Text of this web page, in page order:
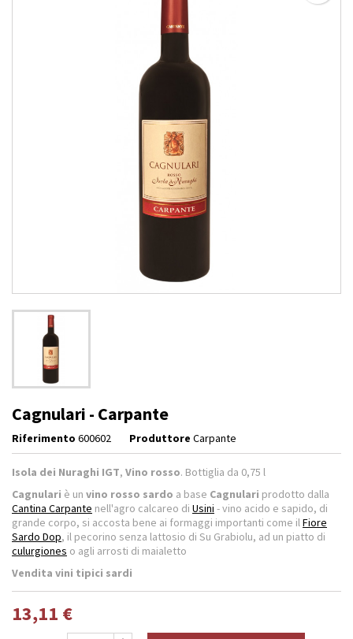
Cagnulari - Carpante
Riferimento 600602 Produttore Carpante
Isola dei Nuraghi IGT, Vino rosso. Bottiglia da 0,75 l
Cagnulari è un vino rosso sardo a base Cagnulari prodotto dalla
Cantina Carpante nell'agro calcareo di Usini - vino acido e sapido, di
grande corpo, si accosta bene ai formaggi importanti come ilFiore
Sardo Dop, il pecorino senza lattosio di Su Grabiolu, ad un piatto di
culurgiones o agli arrosti di maialetto
Vendita vini tipici sardi
13,11 €